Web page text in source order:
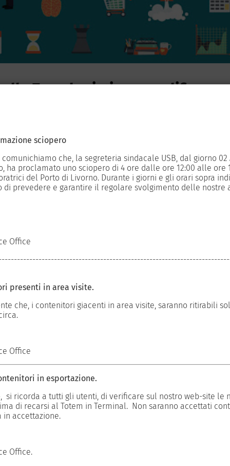
Zona logistica semplificata
alla proposta
sarà inviata al
Marina di
di Guasticce
spiega:
scambi in
della costa,
su cui si
Gazzetti, “di
guidata
all’Economia
seguire e
che arriva
e merita di
sciopero
che, la segreteria sindacale USB, dal giorno 02
ha proclamato uno sciopero di 4 ore dalle ore 12:00 alle ore
del Porto di Livorno. Durante i giorni e gli orari sopra
di prevedere e garantire il regolare svolgimento delle nostre
Office
presenti in area visite.
che, i contenitori giacenti in area visite, saranno ritirabili
Office
in esportazione.
si ricorda a tutti gli utenti, di verificare sul nostro web-site le
di recarsi al Totem in Terminal. Non saranno accettati
in accettazione.
Office.